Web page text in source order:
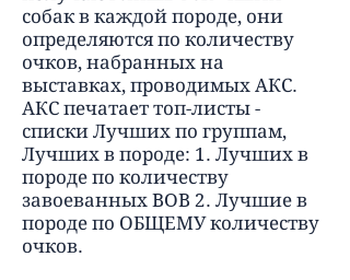
собак в каждой породе, они
определяются по количеству
очков, набранных на
выставках, проводимых АКС.
АКС печатает топ-листы -
списки Лучших по группам,
Лучших в породе: 1. Лучших в
породе по количеству
завоеванных BOB 2. Лучшие в
породе по ОБЩЕМУ количеству
очков.